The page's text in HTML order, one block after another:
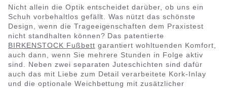
Nicht allein die Optik entscheidet darüber, ob uns ein
Schuh vorbehaltlos gefällt. Was nützt das schönste
Design, wenn die Trageeigenschaften dem Praxistest
nicht standhalten können? Das patentierte
BIRKENSTOCK Fußbett garantiert wohltuenden Komfort,
auch dann, wenn Sie mehrere Stunden in Folge aktiv
sind. Neben zwei separaten Juteschichten sind dafür
auch das mit Liebe zum Detail verarbeitete Kork-Inlay
und die optionale Weichbettung mit zusätzlicher